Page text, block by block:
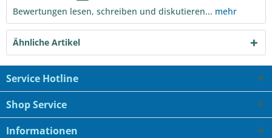
Bewertungen lesen, schreiben und diskutieren... mehr
Ähnliche Artikel
Service Hotline
Shop Service
Informationen